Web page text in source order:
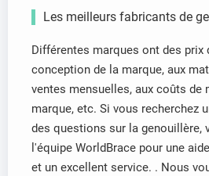
Les meilleurs fabricants de
Différentes marques ont des
conception de la marque, aux
ventes mensuelles, aux coûts de
marque, etc. Si vous recherchez
des questions sur la genouillère,
l'équipe WorldBrace pour une
et un excellent service. . Nous